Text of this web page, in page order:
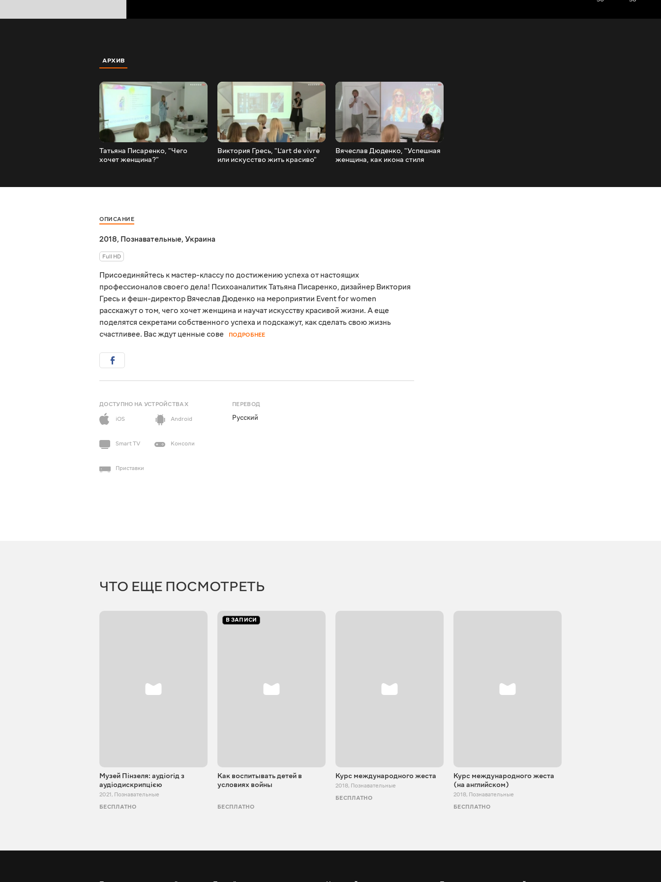
АРХИВ
Татьяна Писаренко, "Чего
хочет женщина?"
Виктория Гресь, "L’art de vivre
или искусство жить красиво"
Вячеслав Дюденко, "Успешная
женщина, как икона стиля
ОПИСАНИЕ
2018, Познавательные, Украина
Full HD
Присоединяйтесь к мастер-классу по достижению успеха от настоящих
профессионалов своего дела! Психоаналитик Татьяна Писаренко, дизайнер Виктория
Гресь и фешн-директор Вячеслав Дюденко на мероприятии Event for women
расскажут о том, чего хочет женщина и научат искусству красивой жизни. А еще
поделятся секретами собственного успеха и подскажут, как сделать свою жизнь
счастливее. Вас ждут ценные сове
ПОДРОБНЕЕ
ДОСТУПНО НА УСТРОЙСТВАХ
iOS
Android
Smart TV Консоли
Приставки
ПЕРЕВОД
Русский
ЧТО ЕЩЕ ПОСМОТРЕТЬ
Музей Пінзеля: аудіогід з
аудіодискрипцією
2021, Познавательные
БЕСПЛАТНО
Как воспитывать детей в
условиях войны
БЕСПЛАТНО
В ЗАПИСИ
Курс международного жеста
2018, Познавательные
БЕСПЛАТНО
Курс международного жеста
(на английском)
2018, Познавательные
БЕСПЛАТНО